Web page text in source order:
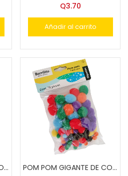
Q3.70
Añadir al carrito
PINCEL ESCOLAR BARRILITO KPE6 2457
POM POM GIGANTE DE COLS. 2701 BARRILITO